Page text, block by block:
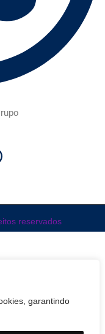
garantindo
reservados